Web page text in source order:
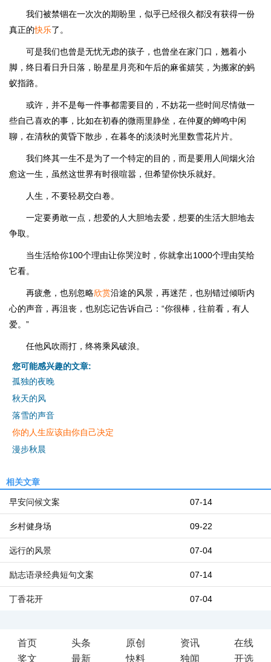
我们被禁锢在一次次的期盼里，似乎已经很久都没有获得一份
真正的快乐了。
可是我们也曾是无忧无虑的孩子，也曾坐在家门口，翘着小
脚，终日看日升日落，盼星星月亮和午后的麻雀嬉笑，为搬家的蚂
蚁指路。
或许，并不是每一件事都需要目的，不妨花一些时间尽情做一
些自己喜欢的事，比如在初春的微雨里静坐，在仲夏的蝉鸣中闲
聊，在清秋的黄昏下散步，在暮冬的淡淡时光里数雪花片片。
我们终其一生不是为了一个特定的目的，而是要用人间烟火治
愈这一生，虽然这世界有时很喧嚣，但希望你快乐就好。
人生，不要轻易交白卷。
一定要勇敢一点，想爱的人大胆地去爱，想要的生活大胆地去
争取。
当生活给你100个理由让你哭泣时，你就拿出1000个理由笑给
它看。
再疲惫，也别忽略欣赏沿途的风景，再迷茫，也别错过倾听内
心的声音，再沮丧，也别忘记告诉自己：“你很棒，往前看，有人
爱。”
任他风吹雨打，终将乘风破浪。
您可能感兴趣的文章:
孤独的夜晚
秋天的风
落雪的声音
你的人生应该由你自己决定
漫步秋晨
相关文章
07-14
早安问候文案
09-22
乡村健身场
07-04
远行的风景
07-14
励志语录经典短句文案
07-04
丁香花开
首页 头条 原创 资讯
在线
奖文
最新 快料 独闻 开选